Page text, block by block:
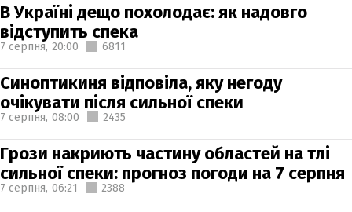
В Україні дещо похолодає: як надовго
відступить спека
7 серпня, 20:00 6811
Синоптикиня відповіла, яку негоду
очікувати після сильної спеки
7 серпня, 08:00 2435
Грози накриють частину областей на тлі
сильної спеки: прогноз погоди на 7 серпня
7 серпня, 06:21 2388